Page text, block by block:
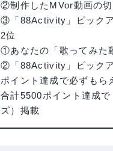
②制作したMVor動画の切
③「88Activity」ピック
2位
①あなたの「歌ってみた
②「88Activity」ピック
ポイント達成で必ずもら
合計5500ポイント達成
ズ）掲載